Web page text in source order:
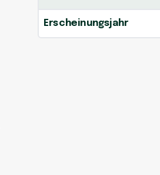
Erscheinungsjahr